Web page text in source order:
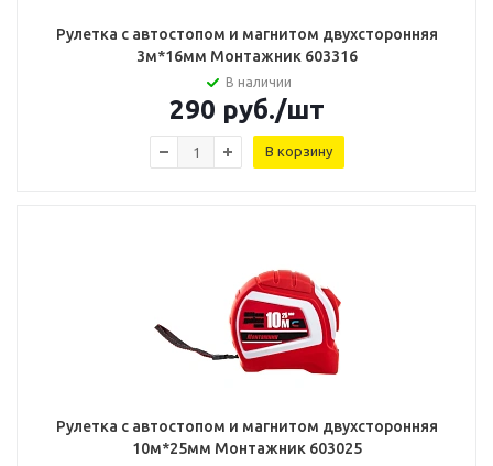
Рулетка с автостопом и магнитом двухсторонняя
3м*16мм Монтажник 603316
В наличии
290 руб./шт
В корзину
Рулетка с автостопом и магнитом двухсторонняя
10м*25мм Монтажник 603025